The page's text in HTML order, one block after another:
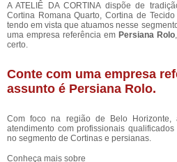
A ATELIÊ DA CORTINA dispõe de
Cortina Romana Quarto, Cortina de
tendo em vista que atuamos nesse
uma empresa referência em Persiana Rolo
certo.
Conte com uma empresa
assunto é Persiana Rolo.
Com foco na região de Belo Horizonte,
atendimento com profissionais
no segmento de Cortinas e persianas.
Conheça mais sobre